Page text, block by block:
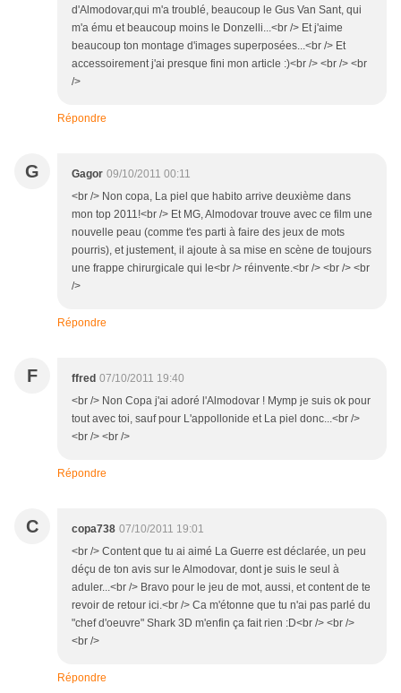
d'Almodovar,qui m'a troublé, beaucoup le Gus Van Sant, qui
m'a ému et beaucoup moins le Donzelli...<br /> Et j'aime
beaucoup ton montage d'images superposées...<br /> Et
accessoirement j'ai presque fini mon article :)<br /> <br /> <br
/>
Répondre
G Gagor 09/10/2011 00:11
<br /> Non copa, La piel que habito arrive deuxième dans
mon top 2011!<br /> Et MG, Almodovar trouve avec ce film une
nouvelle peau (comme t'es parti à faire des jeux de mots
pourris), et justement, il ajoute à sa mise en scène de toujours
une frappe chirurgicale qui le<br /> réinvente.<br /> <br /> <br
/>
Répondre
F ffred 07/10/2011 19:40
<br /> Non Copa j'ai adoré l'Almodovar ! Mymp je suis ok pour
tout avec toi, sauf pour L'appollonide et La piel donc...<br />
<br /> <br />
Répondre
C copa738 07/10/2011 19:01
<br /> Content que tu ai aimé La Guerre est déclarée, un peu
déçu de ton avis sur le Almodovar, dont je suis le seul à
aduler...<br /> Bravo pour le jeu de mot, aussi, et content de te
revoir de retour ici.<br /> Ca m'étonne que tu n'ai pas parlé du
"chef d'oeuvre" Shark 3D m'enfin ça fait rien :D<br /> <br />
<br />
Répondre